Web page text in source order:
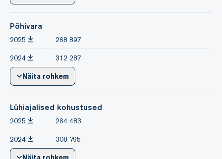
Põhivara
2025 268 897
2024 312 287
Näita rohkem
Lühiajalised kohustused
2025 264 483
2024 308 795